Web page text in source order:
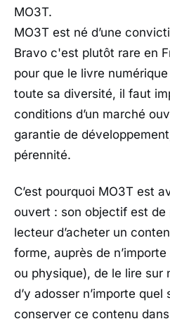
MO3T.
MO3T est né d’une
Bravo c'est plutôt rare en
pour que le livre
toute sa diversité, il faut
conditions d’un marché
garantie de
pérennité.
C’est pourquoi MO3T est
ouvert : son objectif est de
lecteur d’acheter un
forme, auprès de
ou physique), de le lire sur
d’y adosser n’importe
conserver ce contenu